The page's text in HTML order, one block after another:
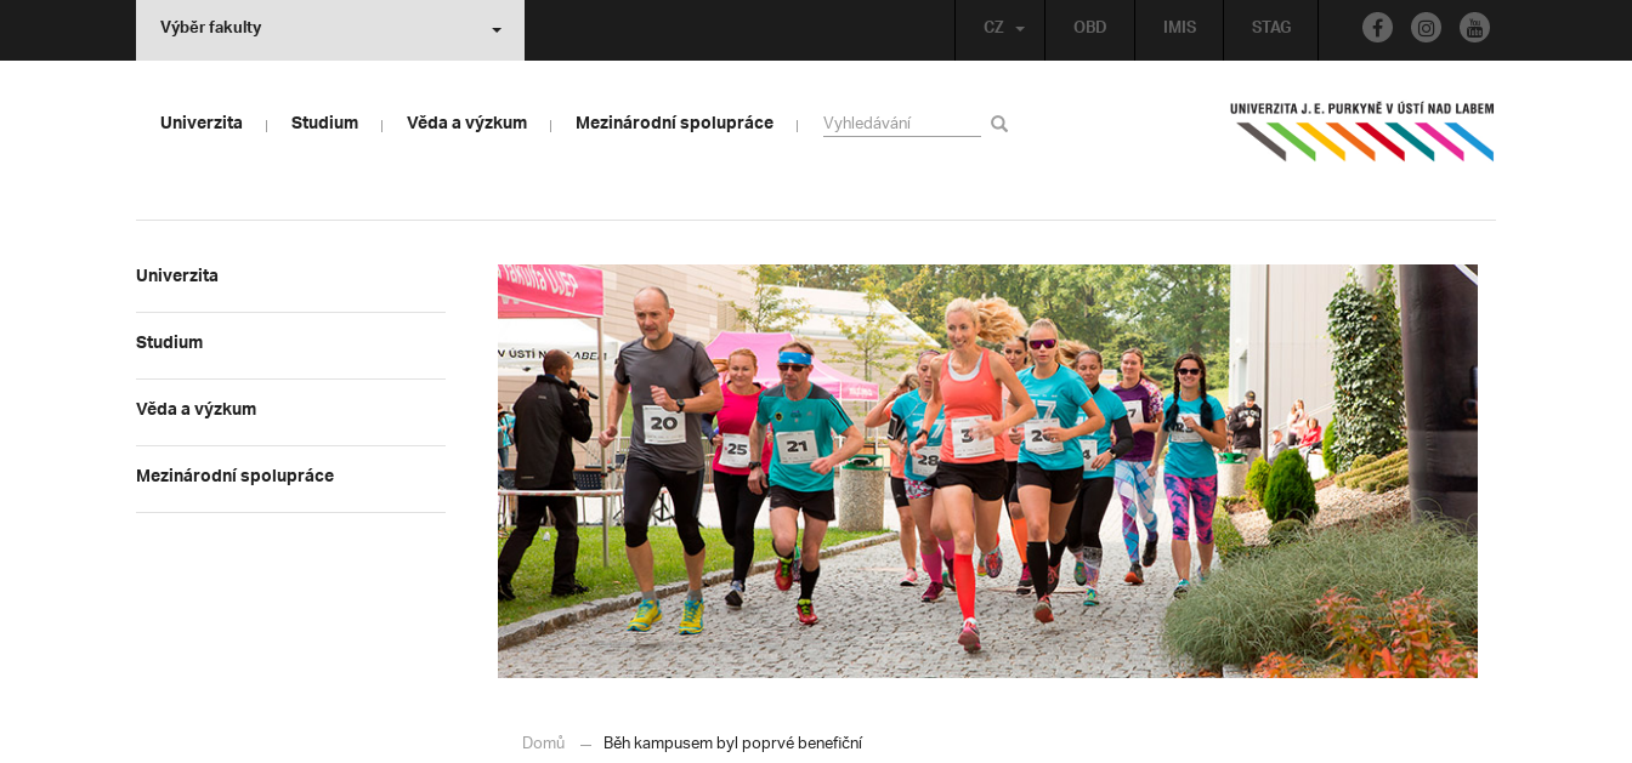
OBD IMIS STAG
CZ
Výběr fakulty
Univerzita Studium Věda a výzkum Mezinárodní spolupráce
Univerzita
Studium
Věda a výzkum
Mezinárodní spolupráce
Domů Běh kampusem byl poprvé benefiční